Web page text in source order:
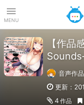
MENU
【作品
音声作
更新：
4 作品